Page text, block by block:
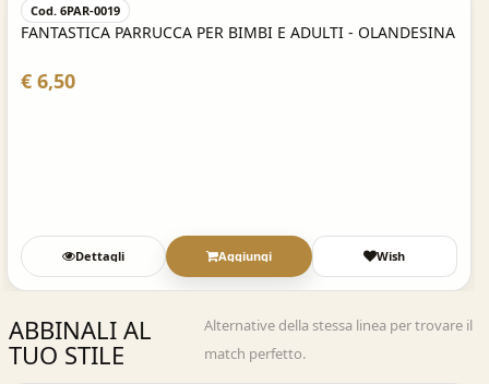
Cod. 6PAR-0019
FANTASTICA PARRUCCA PER BIMBI E ADULTI - OLANDESINA
€ 6,50
Dettagli Aggiungi Wish
ABBINALI AL
TUO STILE
Alternative della stessa linea per trovare il
match perfetto.
Acquisto Veloce